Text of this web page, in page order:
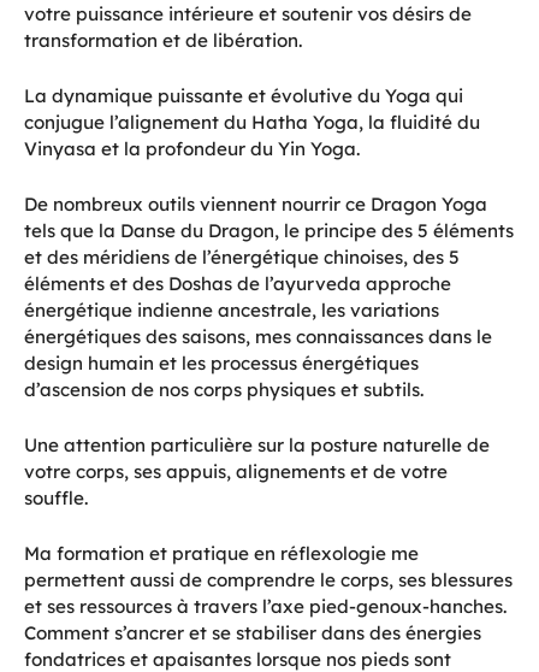
votre puissance intérieure et soutenir vos désirs de
transformation et de libération.
La dynamique puissante et évolutive du Yoga qui
conjugue l’alignement du Hatha Yoga, la fluidité du
Vinyasa et la profondeur du Yin Yoga.
De nombreux outils viennent nourrir ce Dragon Yoga
tels que la Danse du Dragon, le principe des 5 éléments
et des méridiens de l’énergétique chinoises, des 5
éléments et des Doshas de l’ayurveda approche
énergétique indienne ancestrale, les variations
énergétiques des saisons, mes connaissances dans le
design humain et les processus énergétiques
d’ascension de nos corps physiques et subtils.
Une attention particulière sur la posture naturelle de
votre corps, ses appuis, alignements et de votre
souffle.
Ma formation et pratique en réflexologie me
permettent aussi de comprendre le corps, ses blessures
et ses ressources à travers l’axe pied-genoux-hanches.
Comment s’ancrer et se stabiliser dans des énergies
fondatrices et apaisantes lorsque nos pieds sont